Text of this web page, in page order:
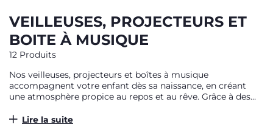
VEILLEUSES, PROJECTEURS ET
BOITE À MUSIQUE
12 Produits
Nos veilleuses, projecteurs et boîtes à musique
accompagnent votre enfant dès sa naissance, en créant
une atmosphère propice au repos et au rêve. Grâce à des
nuit de lumières douces et de mélodies apaisantes.
Lire la suite